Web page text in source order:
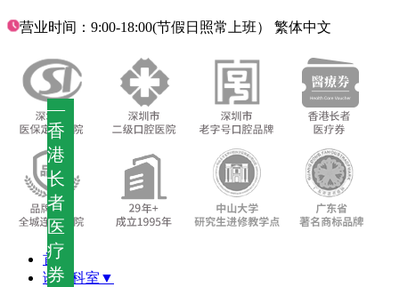
—
香
港
长
者
医
疗
券
营业时间：9:00-18:00(节假日照常上班） 繁体中文
首页
诊疗科室▼